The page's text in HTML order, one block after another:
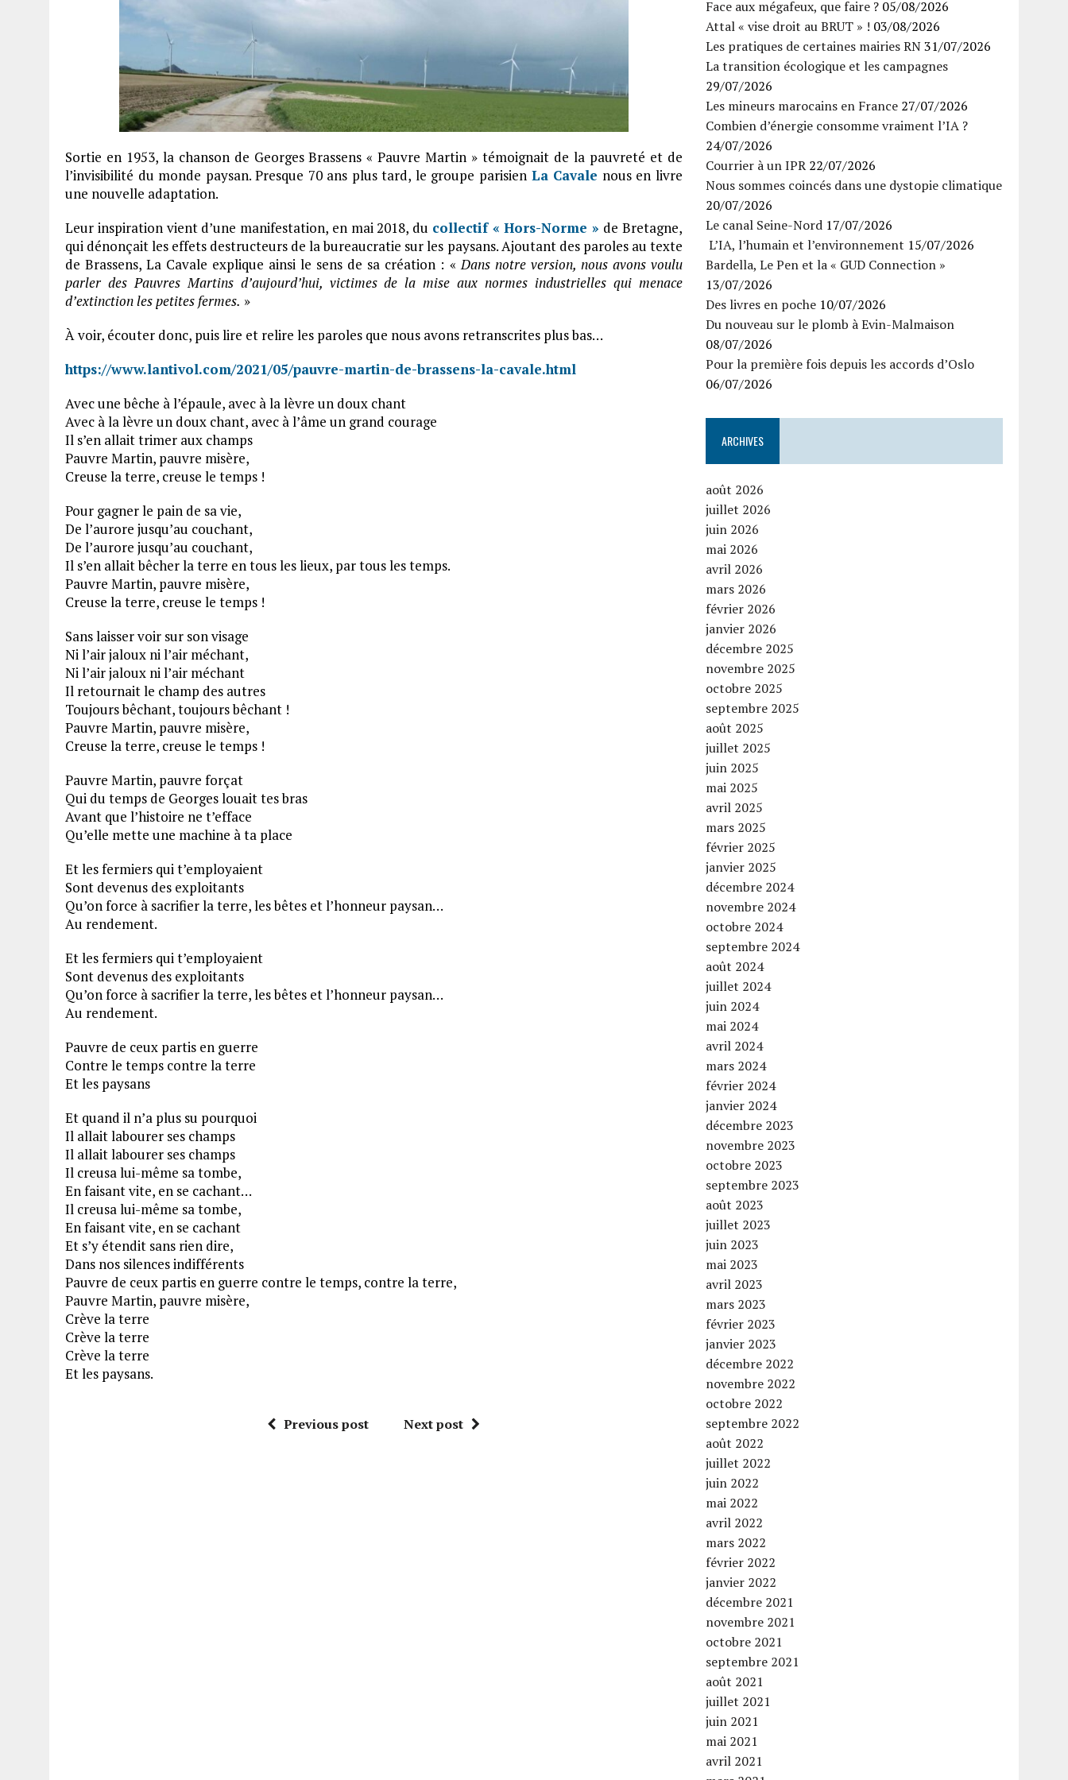
Sortie en 1953, la chanson de Georges Brassens « Pauvre Martin » témoignait de la pauvreté et de
l’invisibilité du monde paysan. Presque 70 ans plus tard, le groupe parisien La Cavale nous en livre
une nouvelle adaptation.
Leur inspiration vient d’une manifestation, en mai 2018, du collectif « Hors-Norme » de Bretagne,
qui dénonçait les effets destructeurs de la bureaucratie sur les paysans. Ajoutant des paroles au texte
de Brassens, La Cavale explique ainsi le sens de sa création : « Dans notre version, nous avons voulu
parler des Pauvres Martins d’aujourd’hui, victimes de la mise aux normes industrielles qui menace
d’extinction les petites fermes. »
À voir, écouter donc, puis lire et relire les paroles que nous avons retranscrites plus bas…
https://www.lantivol.com/2021/05/pauvre-martin-de-brassens-la-cavale.html
Avec une bêche à l’épaule, avec à la lèvre un doux chant
Avec à la lèvre un doux chant, avec à l’âme un grand courage
Il s’en allait trimer aux champs
Pauvre Martin, pauvre misère,
Creuse la terre, creuse le temps !
Pour gagner le pain de sa vie,
De l’aurore jusqu’au couchant,
De l’aurore jusqu’au couchant,
Il s’en allait bêcher la terre en tous les lieux, par tous les temps.
Pauvre Martin, pauvre misère,
Creuse la terre, creuse le temps !
Sans laisser voir sur son visage
Ni l’air jaloux ni l’air méchant,
Ni l’air jaloux ni l’air méchant
Il retournait le champ des autres
Toujours bêchant, toujours bêchant !
Pauvre Martin, pauvre misère,
Creuse la terre, creuse le temps !
Pauvre Martin, pauvre forçat
Qui du temps de Georges louait tes bras
Avant que l’histoire ne t’efface
Qu’elle mette une machine à ta place
Et les fermiers qui t’employaient
Sont devenus des exploitants
Qu’on force à sacrifier la terre, les bêtes et l’honneur paysan…
Au rendement.
Et les fermiers qui t’employaient
Sont devenus des exploitants
Qu’on force à sacrifier la terre, les bêtes et l’honneur paysan…
Au rendement.
Pauvre de ceux partis en guerre
Contre le temps contre la terre
Et les paysans
Et quand il n’a plus su pourquoi
Il allait labourer ses champs
Il allait labourer ses champs
Il creusa lui-même sa tombe,
En faisant vite, en se cachant…
Il creusa lui-même sa tombe,
En faisant vite, en se cachant
Et s’y étendit sans rien dire,
Dans nos silences indifférents
Pauvre de ceux partis en guerre contre le temps, contre la terre,
Pauvre Martin, pauvre misère,
Crève la terre
Crève la terre
Crève la terre
Et les paysans.
Previous post Next post
Face aux mégafeux, que faire ? 05/08/2026
Attal « vise droit au BRUT » ! 03/08/2026
Les pratiques de certaines mairies RN31/07/2026
La transition écologique et les campagnes
29/07/2026
Les mineurs marocains en France 27/07/2026
Combien d’énergie consomme vraiment l’IA ?
24/07/2026
Courrier à un IPR 22/07/2026
Nous sommes coincés dans une dystopie climatique
20/07/2026
Le canal Seine-Nord 17/07/2026
L’IA, l’humain et l’environnement 15/07/2026
Bardella, Le Pen et la « GUD Connection »
13/07/2026
Des livres en poche 10/07/2026
Du nouveau sur le plomb à Evin-Malmaison
08/07/2026
Pour la première fois depuis les accords d’Oslo
06/07/2026
ARCHIVES
août 2026
juillet 2026
juin 2026
mai 2026
avril 2026
mars 2026
février 2026
janvier 2026
décembre 2025
novembre 2025
octobre 2025
septembre 2025
août 2025
juillet 2025
juin 2025
mai 2025
avril 2025
mars 2025
février 2025
janvier 2025
décembre 2024
novembre 2024
octobre 2024
septembre 2024
août 2024
juillet 2024
juin 2024
mai 2024
avril 2024
mars 2024
février 2024
janvier 2024
décembre 2023
novembre 2023
octobre 2023
septembre 2023
août 2023
juillet 2023
juin 2023
mai 2023
avril 2023
mars 2023
février 2023
janvier 2023
décembre 2022
novembre 2022
octobre 2022
septembre 2022
août 2022
juillet 2022
juin 2022
mai 2022
avril 2022
mars 2022
février 2022
janvier 2022
décembre 2021
novembre 2021
octobre 2021
septembre 2021
août 2021
juillet 2021
juin 2021
mai 2021
avril 2021